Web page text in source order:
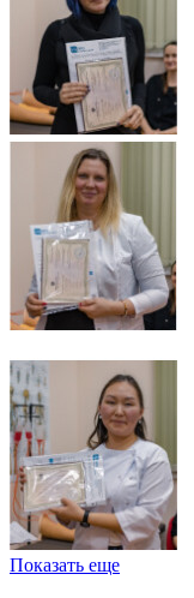
Показать еще